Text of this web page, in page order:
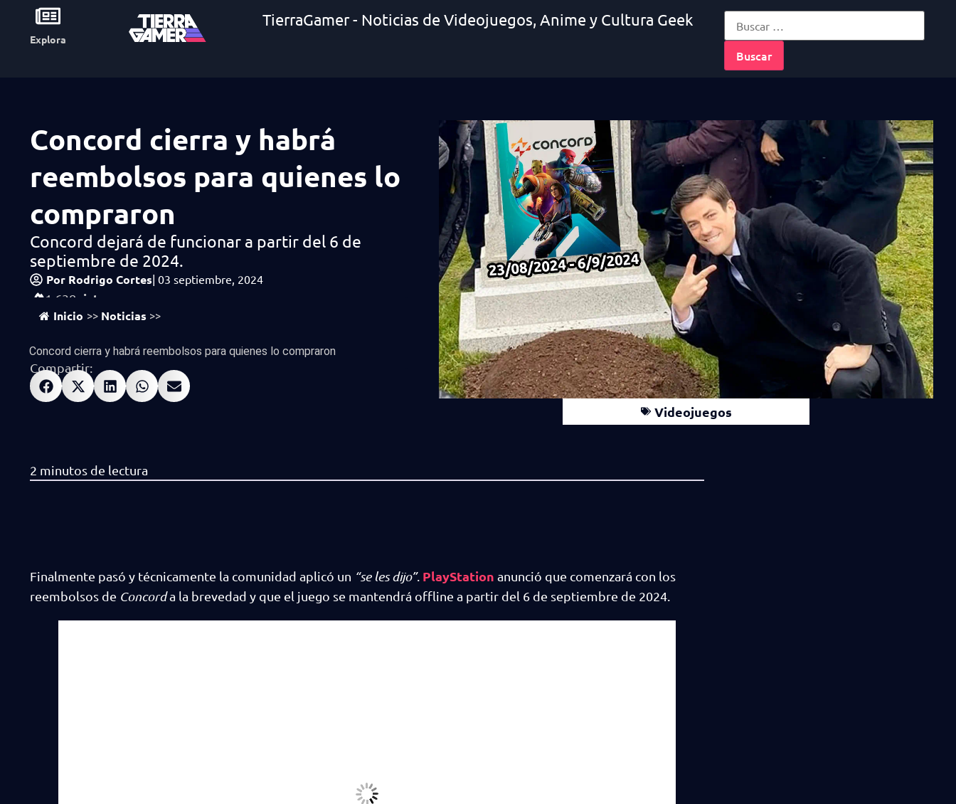
Explora
TierraGamer - Noticias de Videojuegos, Anime y Cultura Geek
Concord cierra y habrá
reembolsos para quienes lo
compraron
Concord dejará de funcionar a partir del 6 de
septiembre de 2024.
Por Rodrigo Cortes| 03 septiembre, 2024
1,638 vistas
Inicio >> Noticias >>
Concord cierra y habrá reembolsos para quienes lo compraron
Compartir:
Videojuegos
Finalmente pasó y técnicamente la comunidad aplicó un “se les dijo”. PlayStation anunció que comenzará con los
reembolsos de Concorda la brevedad y que el juego se mantendrá offline a partir del 6 de septiembre de 2024.